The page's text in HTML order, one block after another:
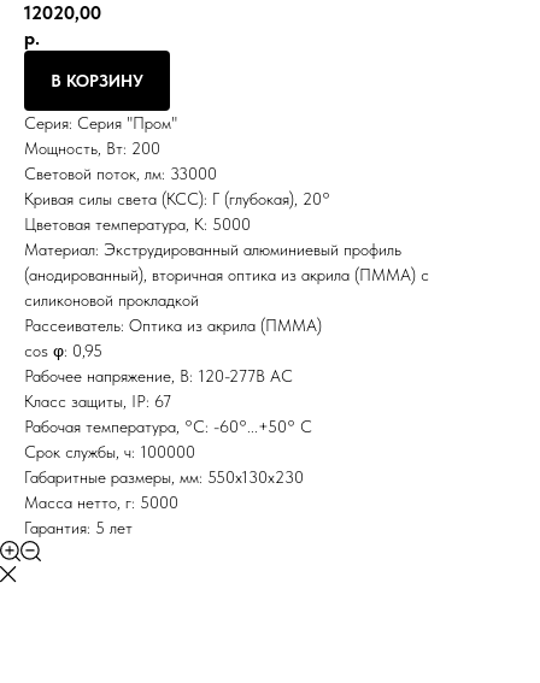
12020,00
р.
В КОРЗИНУ
Серия: Серия "Пром"
Мощность, Вт: 200
Световой поток, лм: 33000
Кривая силы света (КСС): Г (глубокая), 20°
Цветовая температура, K: 5000
Материал: Экструдированный алюминиевый профиль
(анодированный), вторичная оптика из акрила (ПММА) с
силиконовой прокладкой
Рассеиватель: Оптика из акрила (ПММА)
сos φ: 0,95
Рабочее напряжение, В: 120-277В AС
Класс защиты, IP: 67
Рабочая температура, °C: -60°...+50° С
Срок службы, ч: 100000
Габаритные размеры, мм: 550х130х230
Масса нетто, г: 5000
Гарантия: 5 лет